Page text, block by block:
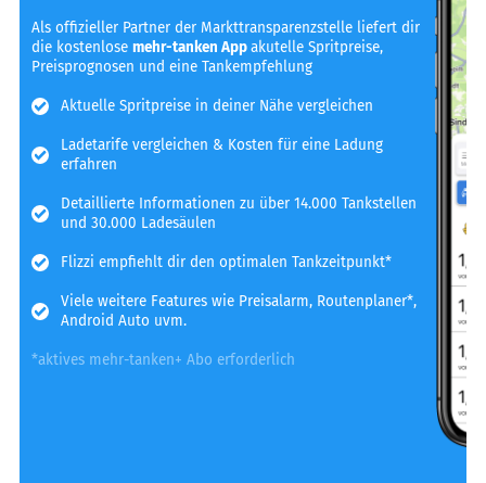
Als offizieller Partner der Markttransparenzstelle liefert dir
die kostenlosemehr-tanken Appakutelle Spritpreise,
Preisprognosen und eine Tankempfehlung
Aktuelle Spritpreise in deiner Nähe vergleichen
Ladetarife vergleichen & Kosten für eine Ladung
erfahren
Detaillierte Informationen zu über 14.000 Tankstellen
und 30.000 Ladesäulen
Flizzi empfiehlt dir den optimalen Tankzeitpunkt*
Viele weitere Features wie Preisalarm, Routenplaner*,
Android Auto uvm.
*aktives mehr-tanken+ Abo erforderlich